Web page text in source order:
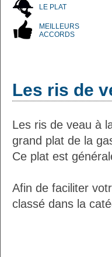
LE PLAT
MEILLEURS
ACCORDS
Les ris de
Les ris de veau à
grand plat de la
Ce plat est
Afin de faciliter
classé dans la